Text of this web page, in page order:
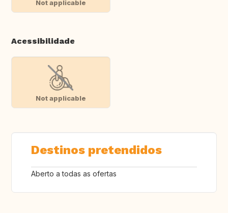
Not applicable
Acessibilidade
Not applicable
Destinos pretendidos
Aberto a todas as ofertas